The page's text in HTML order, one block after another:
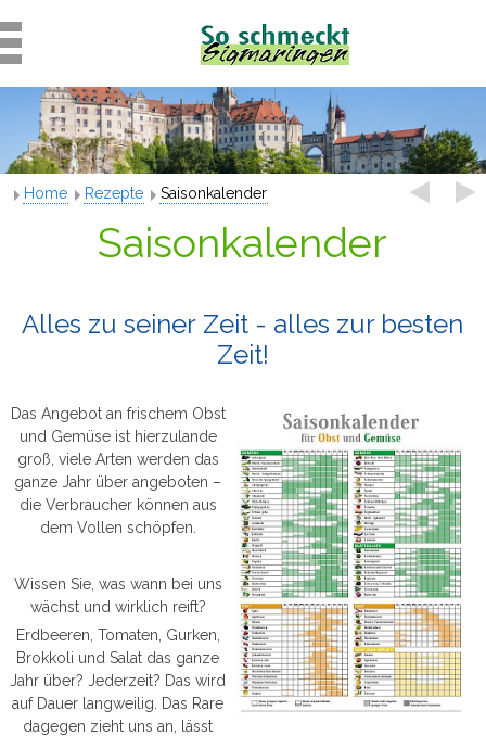
Home Rezepte Saisonkalender
Saisonkalender
Alles zu seiner Zeit - alles zur besten
Zeit!
Das Angebot an frischem Obst
und Gemüse ist hierzulande
groß, viele Arten werden das
ganze Jahr über angeboten –
die Verbraucher können aus
dem Vollen schöpfen.
Wissen Sie, was wann bei uns
wächst und wirklich reift?
Erdbeeren, Tomaten, Gurken,
Brokkoli und Salat das ganze
Jahr über? Jederzeit? Das wird
auf Dauer langweilig. Das Rare
dagegen zieht uns an, lässt